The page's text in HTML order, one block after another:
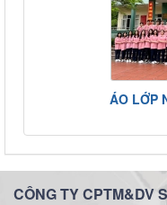
ÁO LỚP
CÔNG TY CPTM&DV